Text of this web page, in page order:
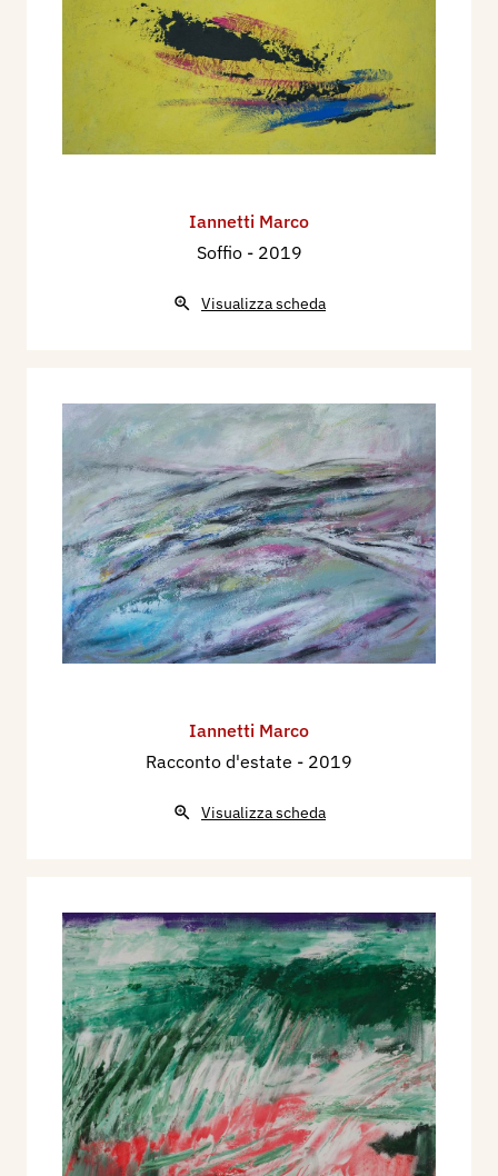
Iannetti Marco
Soffio - 2019
Visualizza scheda
Iannetti Marco
Racconto d'estate - 2019
Visualizza scheda